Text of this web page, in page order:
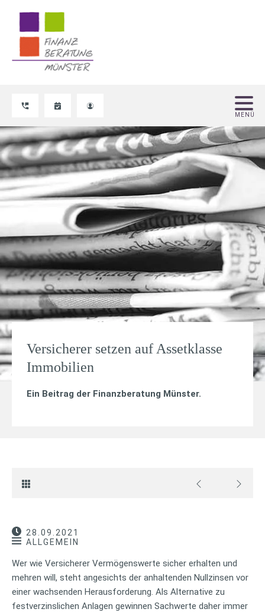
Versicherer setzen auf Assetklasse
Immobilien
Ein Beitrag der Finanzberatung Münster.
28.09.2021
ALLGEMEIN
Wer wie Versicherer Vermögenswerte sicher erhalten und
mehren will, steht angesichts der anhaltenden Nullzinsen vor
einer wachsenden Herausforderung. Als Alternative zu
festverzinslichen Anlagen gewinnen Sachwerte daher immer